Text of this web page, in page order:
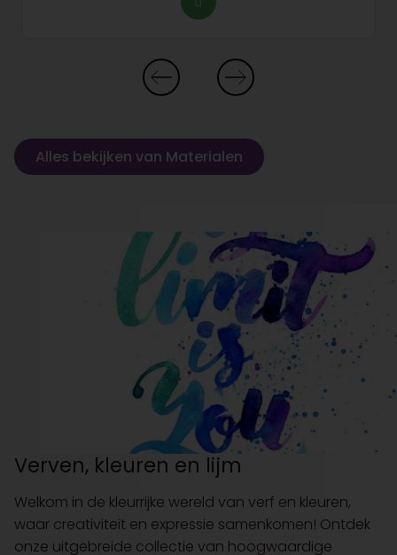
Alles bekijken van Materialen
Verven, kleuren en lijm
Welkom in de kleurrijke wereld van verf en kleuren,
waar creativiteit en expressie samenkomen! Ontdek
onze uitgebreide collectie van hoogwaardige